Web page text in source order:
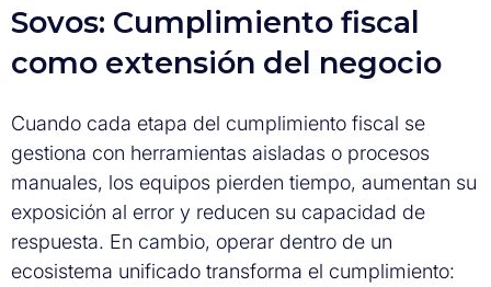
Sovos: Cumplimiento fiscal
como extensión del negocio
Cuando cada etapa del cumplimiento fiscal se
gestiona con herramientas aisladas o procesos
manuales, los equipos pierden tiempo, aumentan su
exposición al error y reducen su capacidad de
respuesta. En cambio, operar dentro de un
ecosistema unificado transforma el cumplimiento: